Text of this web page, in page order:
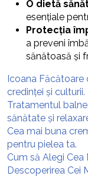
O dietă
esențiale
Protecția
a preveni
sănătoasă și
Icoana Făcătoare
credinței și culturii.
Tratamentul
sănătate și
Cea mai buna
pentru pielea ta.
Cum să Alegi
Descoperirea Cei